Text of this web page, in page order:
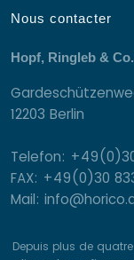
Nous contacter
Hopf, Ringleb &
12203 Berlin
Telefon:
FAX: +49(0)30
Mail:
Depuis plus de